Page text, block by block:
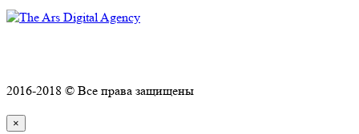
2016-2018 © Все права защищены
×